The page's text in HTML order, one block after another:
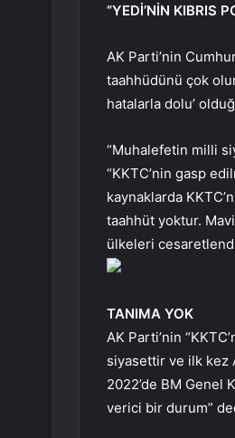
“YEDİ’NİN KIBRIS
AK Parti’nin
taahhüdünü çok
hatalarla dolu’
“Muhalefetin milli
“KKTC’nin gasp
kaynaklarda
taahhüt yoktur.
ülkeleri
TANIMA YOK
AK Parti’nin
siyasettir ve ilk kez
2022’de BM Genel
verici bir durum”